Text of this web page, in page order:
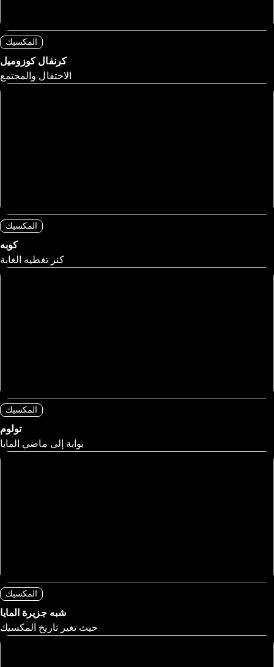
المكسيك
كرنفال كوزوميل
الاحتفال والمجتمع
المكسيك
كوبه
كنز تغطيه الغابة
المكسيك
تولوم
بوابة إلى ماضي المايا
المكسيك
شبه جزيرة المايا
حيث تغير تاريخ المكسيك